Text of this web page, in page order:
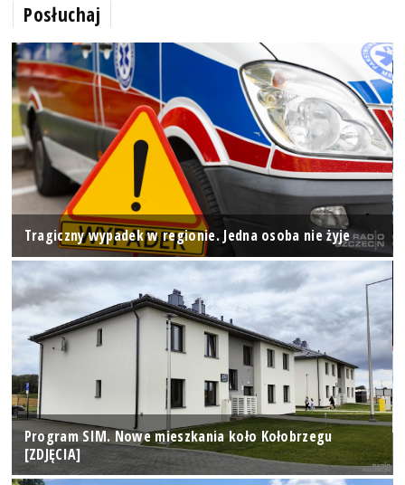
Posłuchaj
Tragiczny wypadek w regionie. Jedna osoba nie żyje
Program SIM. Nowe mieszkania koło Kołobrzegu
[ZDJĘCIA]